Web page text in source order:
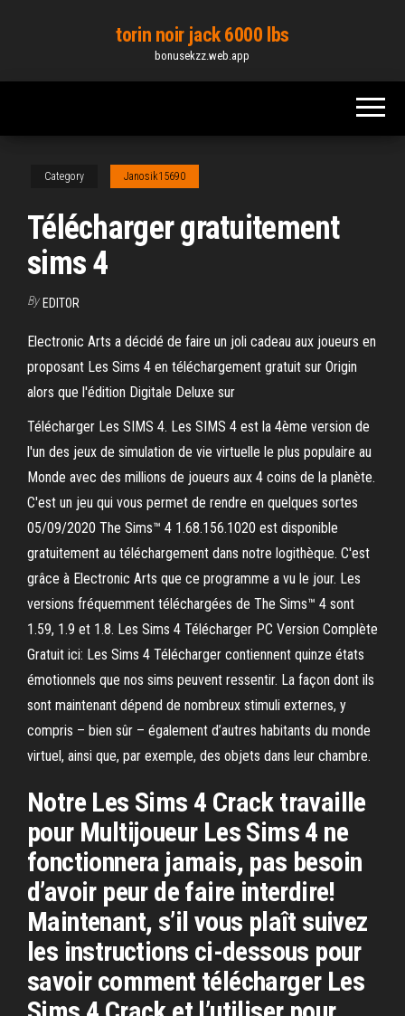
content
torin noir jack 6000 lbs
bonusekzz.web.app
Category Janosik15690
Télécharger gratuitement
sims 4
By EDITOR
Electronic Arts a décidé de faire un joli cadeau aux joueurs en
proposant Les Sims 4 en téléchargement gratuit sur Origin
alors que l'édition Digitale Deluxe sur
Télécharger Les SIMS 4. Les SIMS 4 est la 4ème version de
l'un des jeux de simulation de vie virtuelle le plus populaire au
Monde avec des millions de joueurs aux 4 coins de la planète.
C'est un jeu qui vous permet de rendre en quelques sortes
05/09/2020 The Sims™ 4 1.68.156.1020 est disponible
gratuitement au téléchargement dans notre logithèque. C'est
grâce à Electronic Arts que ce programme a vu le jour. Les
versions fréquemment téléchargées de The Sims™ 4 sont
1.59, 1.9 et 1.8. Les Sims 4 Télécharger PC Version Complète
Gratuit ici: Les Sims 4 Télécharger contiennent quinze états
émotionnels que nos sims peuvent ressentir. La façon dont ils
sont maintenant dépend de nombreux stimuli externes, y
compris – bien sûr – également d’autres habitants du monde
virtuel, ainsi que, par exemple, des objets dans leur chambre.
Notre Les Sims 4 Crack travaille
pour Multijoueur Les Sims 4 ne
fonctionnera jamais, pas besoin
d’avoir peur de faire interdire!
Maintenant, s’il vous plaît suivez
les instructions ci-dessous pour
savoir comment télécharger Les